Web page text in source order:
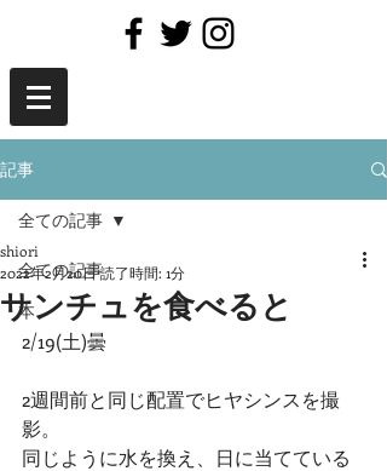
記事
全ての記事
本
全ての記事
サンチュを食べると
shiori
2022年2月20日読了時間: 1分
2/19(土)曇
2週間前と同じ配置でヒヤシンスを撮
影。
同じように水を換え、日に当てている